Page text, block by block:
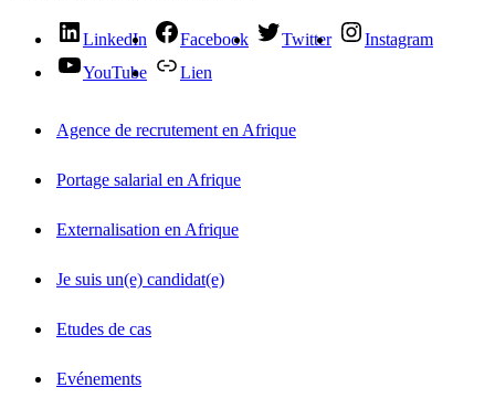
LinkedIn Facebook Twitter
Instagram
YouTube
Lien
Agence de recrutement en Afrique
Portage salarial en Afrique
Externalisation en Afrique
Je suis un(e) candidat(e)
Etudes de cas
Evénements